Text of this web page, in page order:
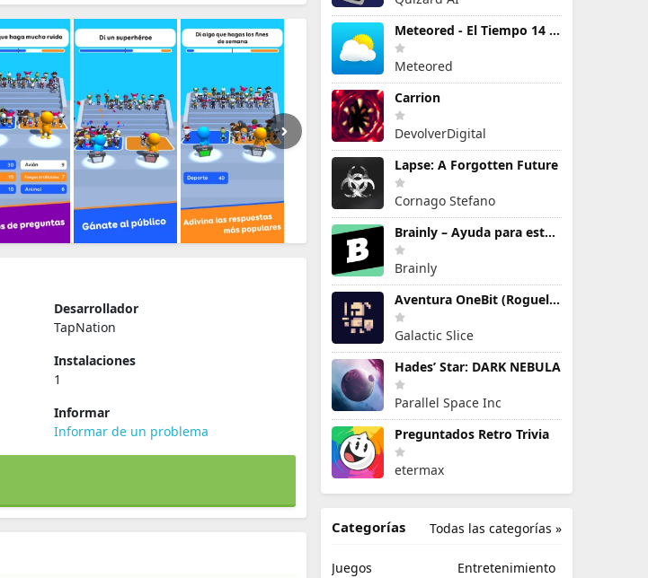
Desarrollador
TapNation
Instalaciones
1
Informar
Informar de un problema
Meteored - El Tiempo 14 Días
Meteored
Carrion
DevolverDigital
Lapse: A Forgotten Future
Cornago Stefano
Brainly – Ayuda para estudiar
Brainly
Aventura OneBit (Roguelike)
Galactic Slice
Hades’ Star: DARK NEBULA
Parallel Space Inc
Preguntados Retro Trivia
etermax
Todas las categorías »
Categorías
Juegos
Entretenimiento